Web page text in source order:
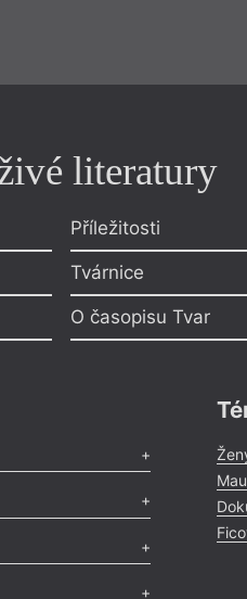
literatury
Příležitosti
Tvárnice
O časopisu Tvar
,Pozvánka,